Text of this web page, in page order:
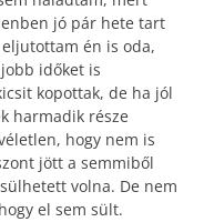
jó pár hete tart
én is oda,
időket is
kopottak, de ha jól
harmadik része
hogy nem is
jött a semmiből
volna. De nem
el sem sült.